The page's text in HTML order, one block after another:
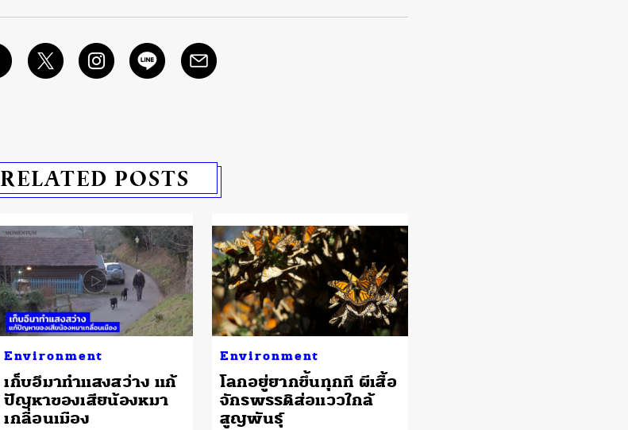
RELATED POSTS
Environment
เก็บอึมาทำแสงสว่าง แก้
ปัญหาของเสียน้องหมา
เกลื่อนเมือง
Environment
โลกอยู่ยากขึ้นทุกที ผีเสื้อ
จักรพรรดิส่อแววใกล้
สูญพันธุ์